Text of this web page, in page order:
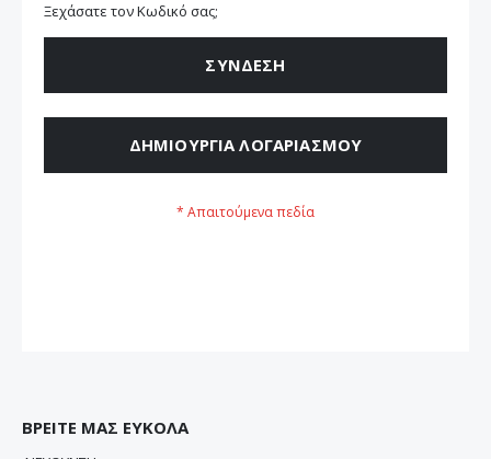
Ξεχάσατε τον Κωδικό σας;
ΣΎΝΔΕΣΗ
ΔΗΜΙΟΥΡΓΊΑ ΛΟΓΑΡΙΑΣΜΟΎ
ΒΡΕΙΤΕ ΜΑΣ ΕΥΚΟΛΑ